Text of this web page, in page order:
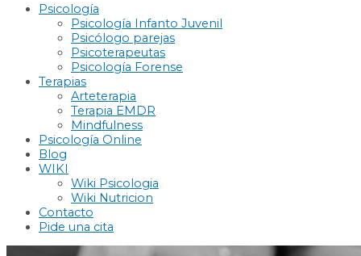
Psicología
Psicología Infanto Juvenil
Psicólogo parejas
Psicoterapeutas
Psicología Forense
Terapias
Arteterapia
Terapia EMDR
Mindfulness
Psicología Online
Blog
WIKI
Wiki Psicologia
Wiki Nutricion
Contacto
Pide una cita